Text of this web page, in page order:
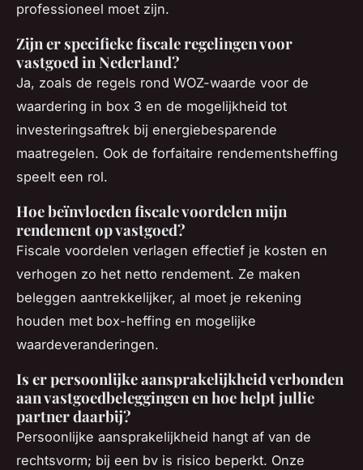
professioneel moet zijn.
Zijn er specifieke fiscale regelingen voor
vastgoed in Nederland?
Ja, zoals de regels rond WOZ-waarde voor de
waardering in box 3 en de mogelijkheid tot
investeringsaftrek bij energiebesparende
maatregelen. Ook de forfaitaire rendementsheffing
speelt een rol.
Hoe beïnvloeden fiscale voordelen mijn
rendement op vastgoed?
Fiscale voordelen verlagen effectief je kosten en
verhogen zo het netto rendement. Ze maken
beleggen aantrekkelijker, al moet je rekening
houden met box-heffing en mogelijke
waardeveranderingen.
Is er persoonlijke aansprakelijkheid verbonden
aan vastgoedbeleggingen en hoe helpt jullie
partner daarbij?
Persoonlijke aansprakelijkheid hangt af van de
rechtsvorm; bij een bv is risico beperkt. Onze